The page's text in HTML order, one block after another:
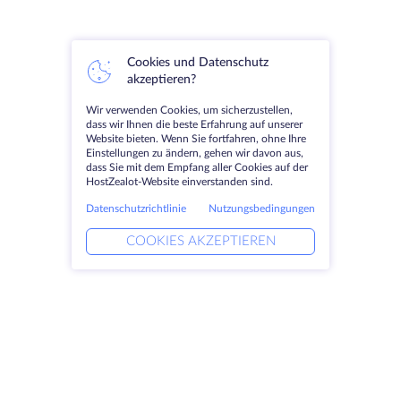
Cookies und Datenschutz
akzeptieren?
Wir verwenden Cookies, um sicherzustellen,
dass wir Ihnen die beste Erfahrung auf unserer
Website bieten. Wenn Sie fortfahren, ohne Ihre
Einstellungen zu ändern, gehen wir davon aus,
dass Sie mit dem Empfang aller Cookies auf der
HostZealot-Website einverstanden sind.
Datenschutzrichtlinie Nutzungsbedingungen
COOKIES AKZEPTIEREN